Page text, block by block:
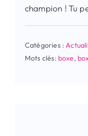
champion ! Tu
Catégories :
Mots clés: boxe,